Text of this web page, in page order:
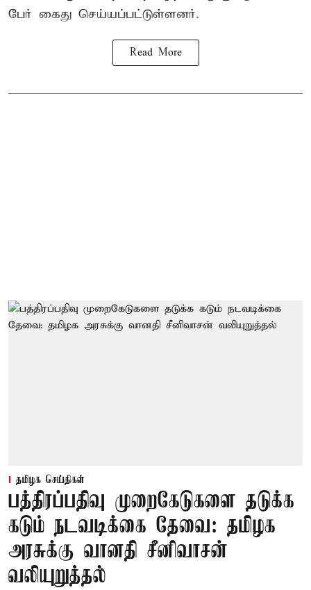
பேர் கைது செய்யப்பட்டுள்ளனர்.
Read More
தமிழக செய்திகள்
பத்திரப்பதிவு முறைகேடுகளை தடுக்க
கடும் நடவடிக்கை தேவை: தமிழக
அரசுக்கு வானதி சீனிவாசன்
வலியுறுத்தல்